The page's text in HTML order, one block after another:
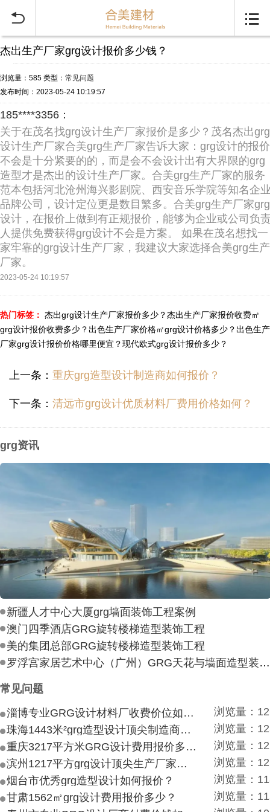
 
杰出生产厂家grg设计报价多少钱？
浏览量：585 类型： 常见问题
发布时间：2023-05-24 10:19:57
185****3356：
关于在茂名找grg设计生产厂家报价是多少？茂名杰出grg
设计生产厂家合美grg生产厂家告诉大家：grg设计的报价
不会是十分紧要的的，而是会不会设计出有大界限的grg
造型才是杰出的设计生产厂家。合美grg生产厂家的服务
范本包括河北沧州海兴影剧院、西安音乐学院等知名企
品牌公司，设计定位更是数目繁多。合美grg生产厂家grg
设计，在报价上做到有正规报价，能够为企业或公司负
人提供免费获得grg设计不会是方案。 如果在茂名想找一
家牢靠的grg设计生产厂家，我建议大家选择合美grg生产
厂家。
2023-05-24 10:19:57
热门标签： 杰出grg设计生产厂家报价多少？杰出生产厂家报价收费㎡
grg设计报价收费多少？出色生产厂家价格㎡grg设计价格多少？出色生产
厂家grg设计报价价格哪里便宜？现代欧式grg设计报价多少？
上一条： 重庆grg造型设计制造商如何报价？
下一条： 清远市grg设计优质材料厂费用价格如何？
grg资讯
新疆人才中心大厦grg墙面装饰工程案例
澳门四季酒店GRG旋转楼梯造型装饰工程
美的集团总部GRG旋转楼梯造型装饰工程
罗浮宫家居艺术中心（广州）GRG天花与墙面造型装饰工程
常见问题
淄博专业GRG设计材料厂收费价位如何？
浏览量：
珠海1443米²grg造型设计顶尖制造商付费付费多少？
浏览量：
重庆3217平方米GRG设计费用报价多少？
浏览量：
滨州1217平方grg设计顶尖生产厂家价目如何？
浏览量：
烟台市优秀grg造型设计如何报价？
浏览量：
甘肃1562㎡grg设计费用报价多少？
浏览量：